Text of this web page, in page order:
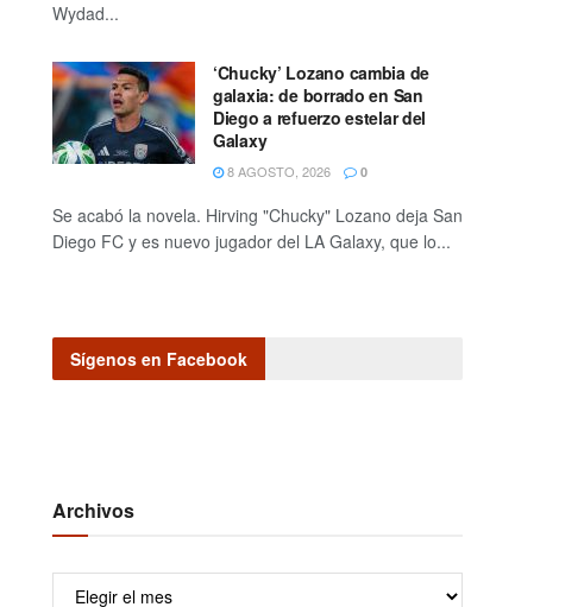
Wydad...
‘Chucky’ Lozano cambia de
galaxia: de borrado en San
Diego a refuerzo estelar del
Galaxy
8 AGOSTO, 2026 0
Se acabó la novela. Hirving "Chucky" Lozano deja San
Diego FC y es nuevo jugador del LA Galaxy, que lo...
Sígenos en Facebook
Archivos
Archivos